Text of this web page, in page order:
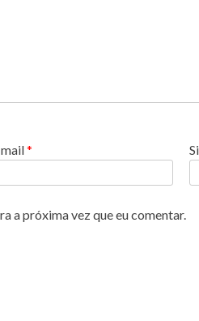
mail*
a próxima vez que eu comentar.